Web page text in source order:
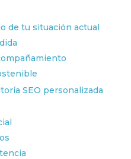
de tu situación actual
SEO personalizada